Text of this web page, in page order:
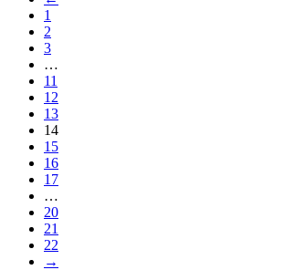
1
2
3
…
11
12
13
14
15
16
17
…
20
21
22
→